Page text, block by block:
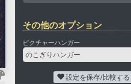
その他のオプション
ピクチャーハンガー
のこぎりハンガー
設定を保存/比較する